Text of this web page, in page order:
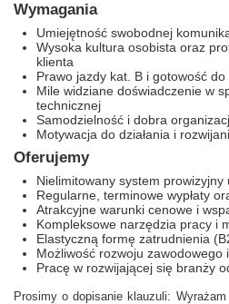
Wymagania
Umiejętność swobodnej
Wysoka kultura osobista oraz
klienta
Prawo jazdy kat. B i gotowość
Mile widziane doświadczenie w
technicznej
Samodzielność i dobra
Motywacja do działania i
Oferujemy
Nielimitowany system
Regularne, terminowe wypłaty
Atrakcyjne warunki cenowe i
Kompleksowe narzędzia pracy i
Elastyczną formę zatrudnienia
Możliwość rozwoju
Pracę w rozwijającej się branży
Prosimy o dopisanie klauzuli: